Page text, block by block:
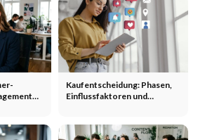
Kaufentscheidung: Phasen,
Einflussfaktoren und